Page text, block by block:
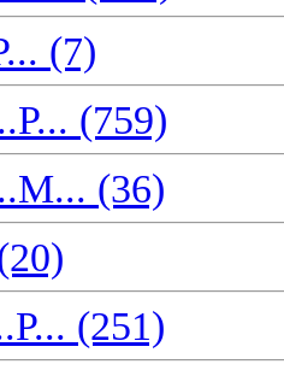
(7)
(759)
(36)
(251)